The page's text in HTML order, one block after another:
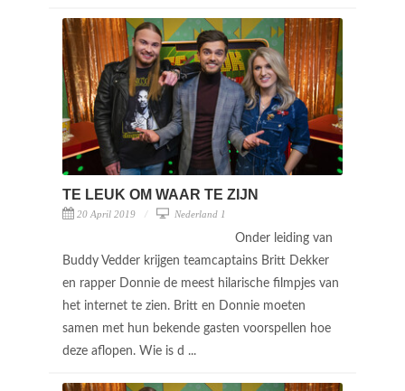
TE LEUK OM WAAR TE ZIJN
20 April 2019 Nederland 1
Onder leiding van
Buddy Vedder krijgen teamcaptains Britt Dekker
en rapper Donnie de meest hilarische filmpjes van
het internet te zien. Britt en Donnie moeten
samen met hun bekende gasten voorspellen hoe
deze aflopen. Wie is d ...